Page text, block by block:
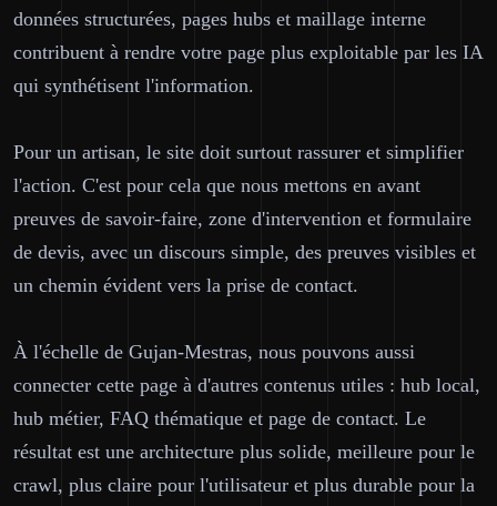
données structurées, pages hubs et maillage interne
contribuent à rendre votre page plus exploitable par les IA
qui synthétisent l'information.
Pour un artisan, le site doit surtout rassurer et simplifier
l'action. C'est pour cela que nous mettons en avant
preuves de savoir-faire, zone d'intervention et formulaire
de devis, avec un discours simple, des preuves visibles et
un chemin évident vers la prise de contact.
À l'échelle de Gujan-Mestras, nous pouvons aussi
connecter cette page à d'autres contenus utiles : hub local,
hub métier, FAQ thématique et page de contact. Le
résultat est une architecture plus solide, meilleure pour le
crawl, plus claire pour l'utilisateur et plus durable pour la